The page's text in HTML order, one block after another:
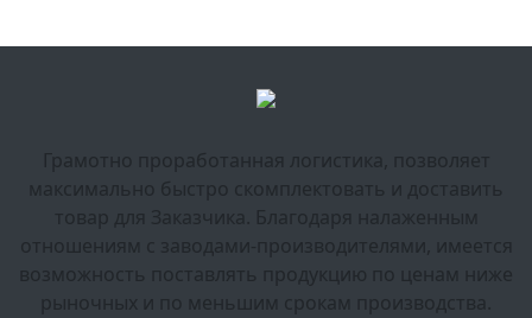
Грамотно проработанная логистика, позволяет
максимально быстро скомплектовать и доставить
товар для Заказчика. Благодаря налаженным
отношениям с заводами-производителями, имеется
возможность поставлять продукцию по ценам ниже
рыночных и по меньшим срокам производства.